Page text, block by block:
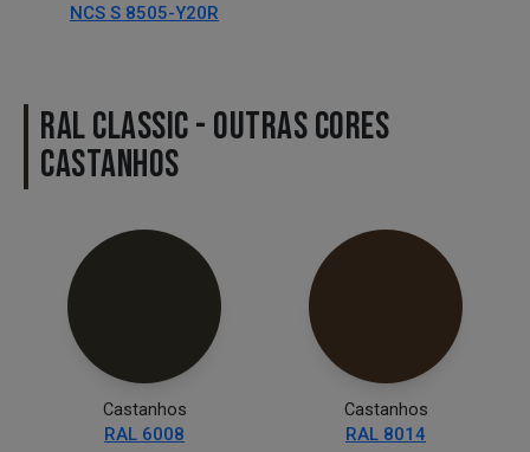
NCS S 8505-Y20R
RAL CLASSIC - OUTRAS CORES
CASTANHOS
Castanhos
RAL 6008
Castanhos
RAL 8014